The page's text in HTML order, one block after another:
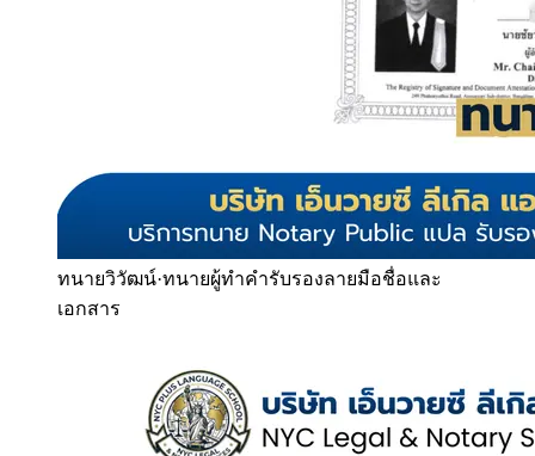
ทนายวิวัฒน์·ทนายผู้ทำคำรับรองลายมือชื่อและ
เอกสาร